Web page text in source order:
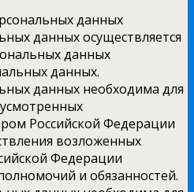
данных
данных осуществляется
данных
данных.
данных необходима для
Российской Федерации
возложенных
Федерации
и обязанностей.